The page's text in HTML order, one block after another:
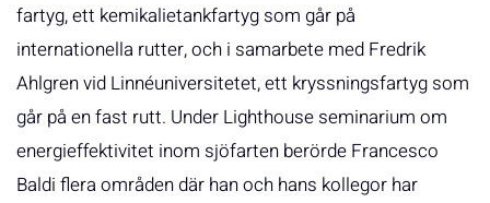
fartyg, ett kemikalietankfartyg som går på
internationella rutter, och i samarbete med Fredrik
Ahlgren vid Linnéuniversitetet, ett kryssningsfartyg som
går på en fast rutt. Under Lighthouse seminarium om
energieffektivitet inom sjöfarten berörde Francesco
Baldi flera områden där han och hans kollegor har